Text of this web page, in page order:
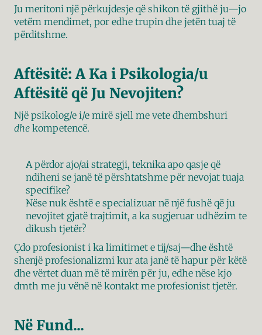
Ju meritoni një përkujdesje që shikon të gjithë ju—jo
vetëm mendimet, por edhe trupin dhe jetën tuaj të
përditshme.
Aftësitë: A Ka i Psikologia/u
Aftësitë që Ju Nevojiten?
dhe kompetencë.
A përdor ajo/ai strategji, teknika apo qasje që
ndiheni se janë të përshtatshme për nevojat tuaja
specifike?
Nëse nuk është e specializuar në një fushë që ju
nevojitet gjatë trajtimit, a ka sugjeruar udhëzim te
dikush tjetër?
Çdo profesionist i ka limitimet e tij/saj—dhe është
shenjë profesionalizmi kur ata janë të hapur për këtë
dhe vërtet duan më të mirën për ju, edhe nëse kjo
dmth me ju vënë në kontakt me profesionist tjetër.
Në Fund...